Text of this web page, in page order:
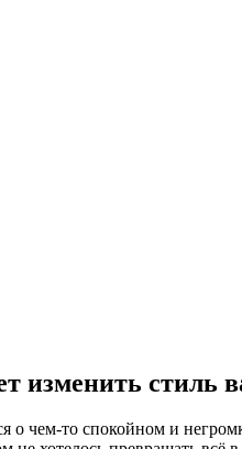
изменить стиль
чем-то спокойном и